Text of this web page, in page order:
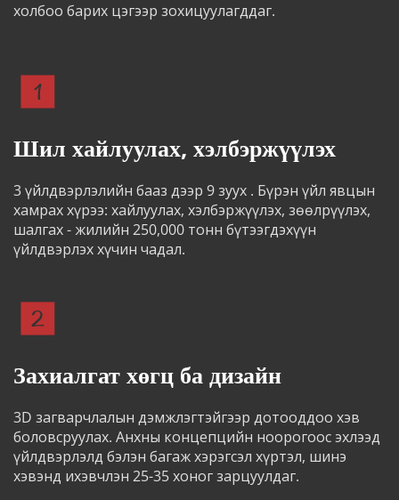
холбоо барих цэгээр зохицуулагддаг.
Шил хайлуулах, хэлбэржүүлэх
3 үйлдвэрлэлийн бааз дээр 9 зуух . Бүрэн үйл явцын
хамрах хүрээ: хайлуулах, хэлбэржүүлэх, зөөлрүүлэх,
шалгах - жилийн 250,000 тонн бүтээгдэхүүн
үйлдвэрлэх хүчин чадал.
Захиалгат хөгц ба дизайн
3D загварчлалын дэмжлэгтэйгээр дотооддоо хэв
боловсруулах. Анхны концепцийн ноорогоос эхлээд
үйлдвэрлэлд бэлэн багаж хэрэгсэл хүртэл, шинэ
хэвэнд ихэвчлэн 25-35 хоног зарцуулдаг.